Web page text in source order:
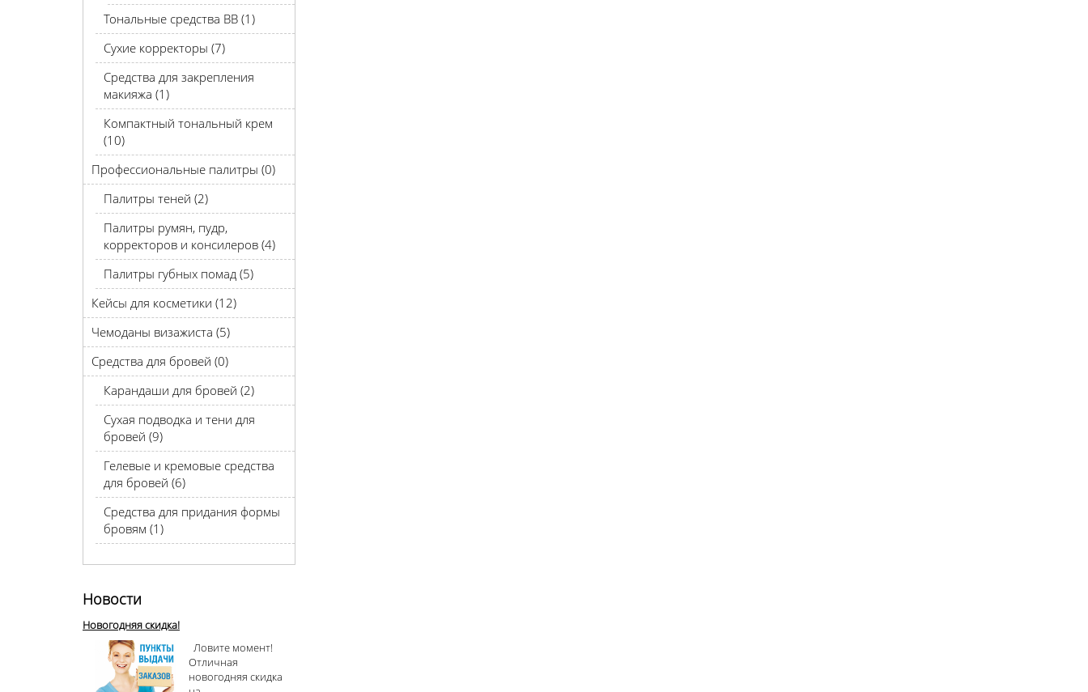
Тональные средства BB (1)
Сухие корректоры (7)
Средства для закрепления
макияжа (1)
Компактный тональный крем
(10)
Профессиональные палитры (0)
Палитры теней (2)
Палитры румян, пудр,
корректоров и консилеров (4)
Палитры губных помад (5)
Кейсы для косметики (12)
Чемоданы визажиста (5)
Средства для бровей (0)
Карандаши для бровей (2)
Сухая подводка и тени для
бровей (9)
Гелевые и кремовые средства
для бровей (6)
Средства для придания формы
бровям (1)
Новости
Новогодняя скидка!
Ловите момент!
Отличная
новогодняя скидка